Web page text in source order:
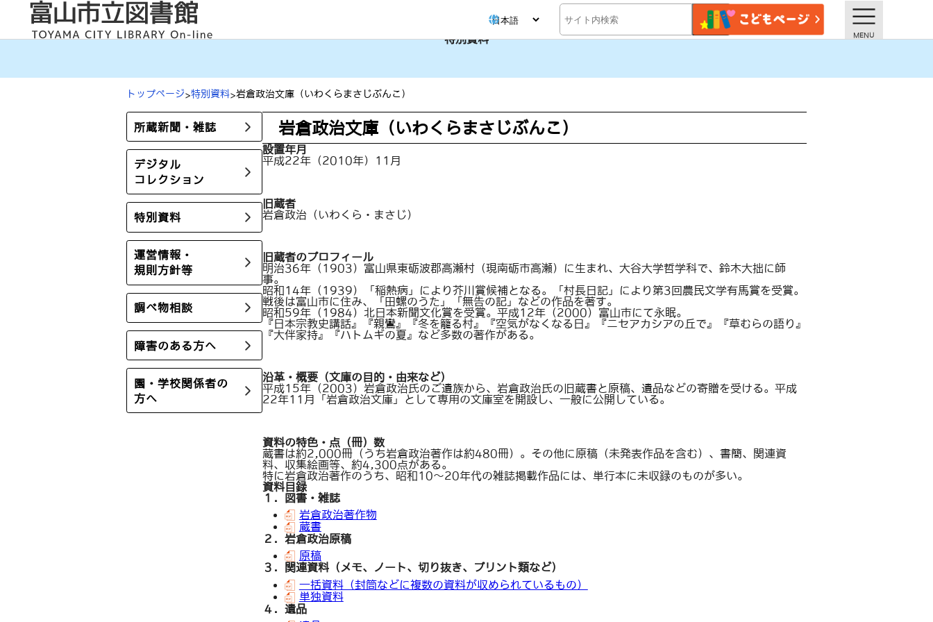
ス
検
索
特別資料
トップページ 特別資料 岩倉政治文庫（いわくらまさじぶんこ）
所蔵新聞・雑誌
デジタル
コレクション
特別資料
運営情報・
規則方針等
調べ物相談
障害のある方へ
園・学校関係者の
方へ
岩倉政治文庫（いわくらまさじぶんこ）
設置年月
平成22年（2010年）11月
旧蔵者
岩倉政治（いわくら・まさじ）
旧蔵者のプロフィール
明治36年（1903）富山県東砺波郡高瀬村（現南砺市高瀬）に生まれ、大谷大学哲学科で、鈴木大拙に師
事。
昭和14年（1939）「稲熱病」により芥川賞候補となる。「村長日記」により第3回農民文学有馬賞を受賞。
戦後は富山市に住み、「田螺のうた」「無告の記」などの作品を著す。
昭和59年（1984）北日本新聞文化賞を受賞。平成12年（2000）富山市にて永眠。
『日本宗教史講話』『親鸞』『冬を籠る村』『空気がなくなる日』『ニセアカシアの丘で』『草むらの語り』
『大伴家持』『ハトムギの夏』など多数の著作がある。
沿革・概要（文庫の目的・由来など）
平成15年（2003）岩倉政治氏のご遺族から、岩倉政治氏の旧蔵書と原稿、遺品などの寄贈を受ける。平成
22年11月「岩倉政治文庫」として専用の文庫室を開設し、一般に公開している。
資料の特色・点（冊）数
蔵書は約2,000冊（うち岩倉政治著作は約480冊）。その他に原稿（未発表作品を含む）、書簡、関連資
料、収集絵画等、約4,300点がある。
特に岩倉政治著作のうち、昭和10～20年代の雑誌掲載作品には、単行本に未収録のものが多い。
資料目録
１． 図書・雑誌
岩倉政治著作物
蔵書
２． 岩倉政治原稿
原稿
３．
関連資料（メモ、ノート、切り抜き、プリント類など）
一括資料（封筒などに複数の資料が収められているもの）
単独資料
４． 遺品